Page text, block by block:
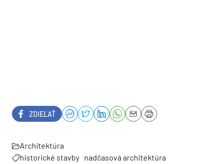
ZDIEĽAŤ
Architektúra
historické stavby nadčasová architektúra